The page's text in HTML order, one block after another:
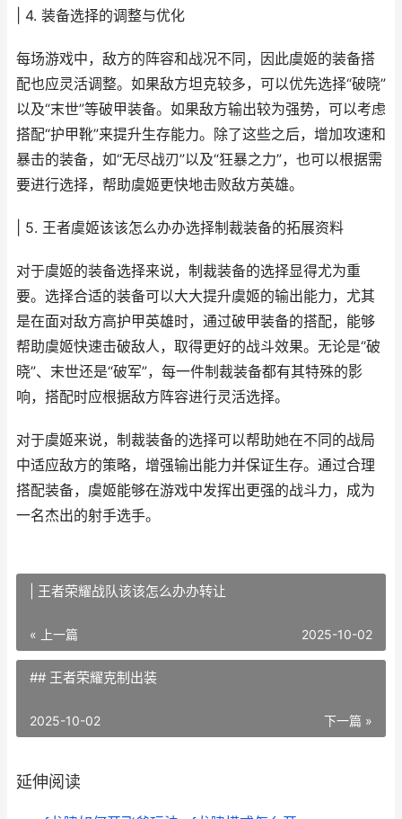
| 4. 装备选择的调整与优化
每场游戏中，敌方的阵容和战况不同，因此虞姬的装备搭
配也应灵活调整。如果敌方坦克较多，可以优先选择“破晓”
以及“末世”等破甲装备。如果敌方输出较为强势，可以考虑
搭配“护甲靴”来提升生存能力。除了这些之后，增加攻速和
暴击的装备，如“无尽战刃”以及“狂暴之力”，也可以根据需
要进行选择，帮助虞姬更快地击败敌方英雄。
| 5. 王者虞姬该该怎么办办选择制裁装备的拓展资料
对于虞姬的装备选择来说，制裁装备的选择显得尤为重
要。选择合适的装备可以大大提升虞姬的输出能力，尤其
是在面对敌方高护甲英雄时，通过破甲装备的搭配，能够
帮助虞姬快速击破敌人，取得更好的战斗效果。无论是“破
晓”、末世还是“破军”，每一件制裁装备都有其特殊的影
响，搭配时应根据敌方阵容进行灵活选择。
对于虞姬来说，制裁装备的选择可以帮助她在不同的战局
中适应敌方的策略，增强输出能力并保证生存。通过合理
搭配装备，虞姬能够在游戏中发挥出更强的战斗力，成为
一名杰出的射手选手。
| 王者荣耀战队该该怎么办办转让
« 上一篇 2025-10-02
## 王者荣耀克制出装
下一篇 »
2025-10-02
延伸阅读